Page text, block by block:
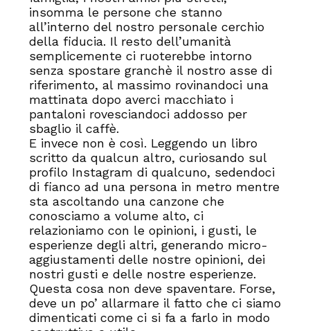
insomma le persone che stanno
all’interno del nostro personale cerchio
della fiducia. Il resto dell’umanità
semplicemente ci ruoterebbe intorno
senza spostare granchè il nostro asse di
riferimento, al massimo rovinandoci una
mattinata dopo averci macchiato i
pantaloni rovesciandoci addosso per
sbaglio il caffè.
E invece non è così. Leggendo un libro
scritto da qualcun altro, curiosando sul
profilo Instagram di qualcuno, sedendoci
di fianco ad una persona in metro mentre
sta ascoltando una canzone che
conosciamo a volume alto, ci
relazioniamo con le opinioni, i gusti, le
esperienze degli altri, generando micro-
aggiustamenti delle nostre opinioni, dei
nostri gusti e delle nostre esperienze.
Questa cosa non deve spaventare. Forse,
deve un po’ allarmare il fatto che ci siamo
dimenticati come ci si fa a farlo in modo